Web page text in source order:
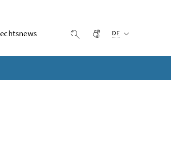
Suche einblenden
Gebärdensprache
DE